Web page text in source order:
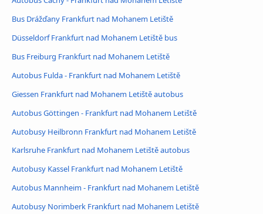
Bus Drážďany Frankfurt nad Mohanem Letiště
Düsseldorf Frankfurt nad Mohanem Letiště bus
Bus Freiburg Frankfurt nad Mohanem Letiště
Autobus Fulda - Frankfurt nad Mohanem Letiště
Giessen Frankfurt nad Mohanem Letiště autobus
Autobus Göttingen - Frankfurt nad Mohanem Letiště
Autobusy Heilbronn Frankfurt nad Mohanem Letiště
Karlsruhe Frankfurt nad Mohanem Letiště autobus
Autobusy Kassel Frankfurt nad Mohanem Letiště
Autobus Mannheim - Frankfurt nad Mohanem Letiště
Autobusy Norimberk Frankfurt nad Mohanem Letiště